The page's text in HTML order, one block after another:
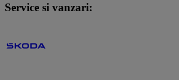
Service si vanzari: